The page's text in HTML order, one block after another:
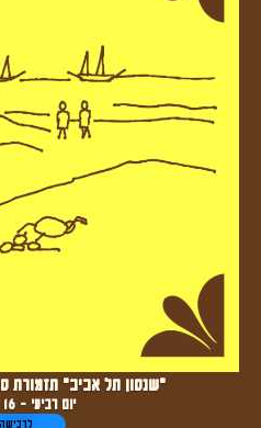
"שנסון תל אביב" תזמורת
יום רביעי - 16 בדצמבר
לרכישה